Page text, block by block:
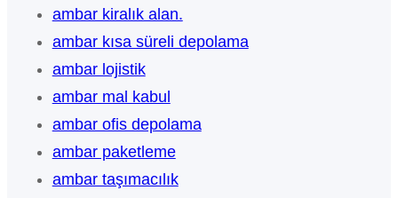
ambar kiralık alan.
ambar kısa süreli depolama
ambar lojistik
ambar mal kabul
ambar ofis depolama
ambar paketleme
ambar taşımacılık